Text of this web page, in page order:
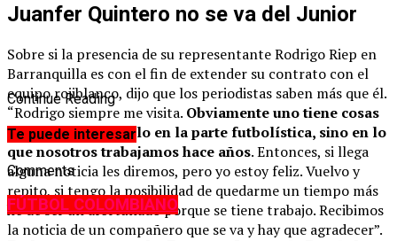
Juanfer Quintero no se va del Junior
Sobre si la presencia de su representante Rodrigo Riep en
Barranquilla es con el fin de extender su contrato con el
equipo rojiblanco, dijo que los periodistas saben más que él.
“Rodrigo siempre me visita. Obviamente uno tiene cosas
que arreglar, no solo en la parte futbolística, sino en lo
que nosotros trabajamos hace años. Entonces, si llega
alguna noticia les diremos, pero yo estoy feliz. Vuelvo y
repito, si tengo la posibilidad de quedarme un tiempo más
he de ser un afortunado porque se tiene trabajo. Recibimos
la noticia de un compañero que se va y hay que agradecer”.
Continue Reading
Te puede interesar
Comments
FÚTBOL COLOMBIANO